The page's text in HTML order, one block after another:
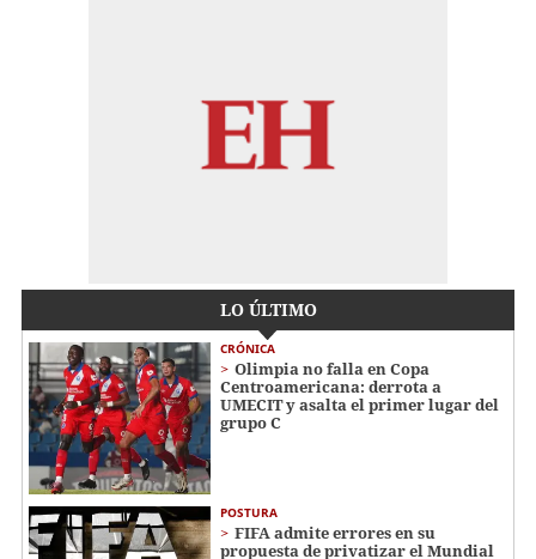
LO ÚLTIMO
CRÓNICA
Olimpia no falla en Copa
Centroamericana: derrota a
UMECIT y asalta el primer lugar del
grupo C
POSTURA
FIFA admite errores en su
propuesta de privatizar el Mundial